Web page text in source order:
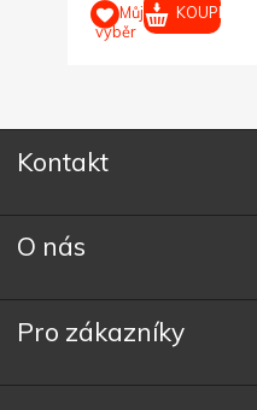
Můj
výběr
KOUPIT
Kontakt
O nás
Pro zákazníky